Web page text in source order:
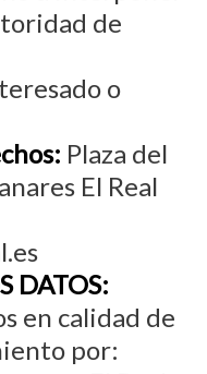
de
o
Plaza del
El Real
DATOS:
en calidad de
por: